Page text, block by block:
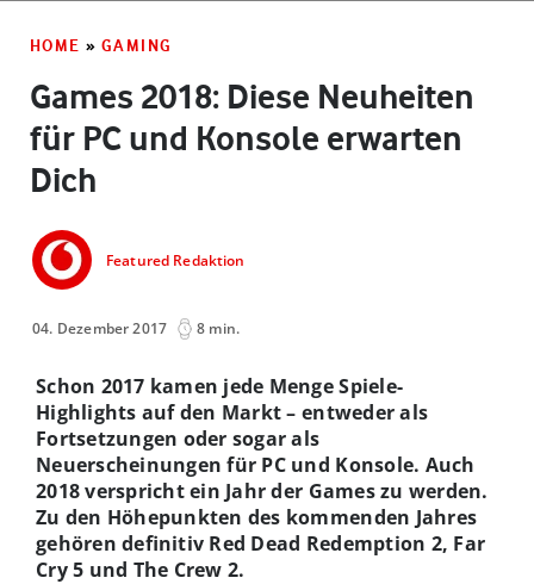
HOME » GAMING
Games 2018: Diese Neuheiten
für PC und Konsole erwarten
Dich
Featured Redaktion
04. Dezember 2017 8 min.
Schon 2017 kamen jede Menge Spiele-
Highlights auf den Markt – entweder als
Fortsetzungen oder sogar als
Neuerscheinungen für PC und Konsole. Auch
2018 verspricht ein Jahr der Games zu werden.
Zu den Höhepunkten des kommenden Jahres
gehören definitiv Red Dead Redemption 2, Far
Cry 5 und The Crew 2.